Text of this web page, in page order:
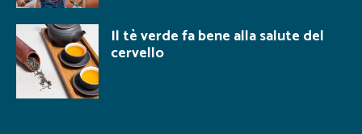
Il tè verde fa bene alla salute del
cervello